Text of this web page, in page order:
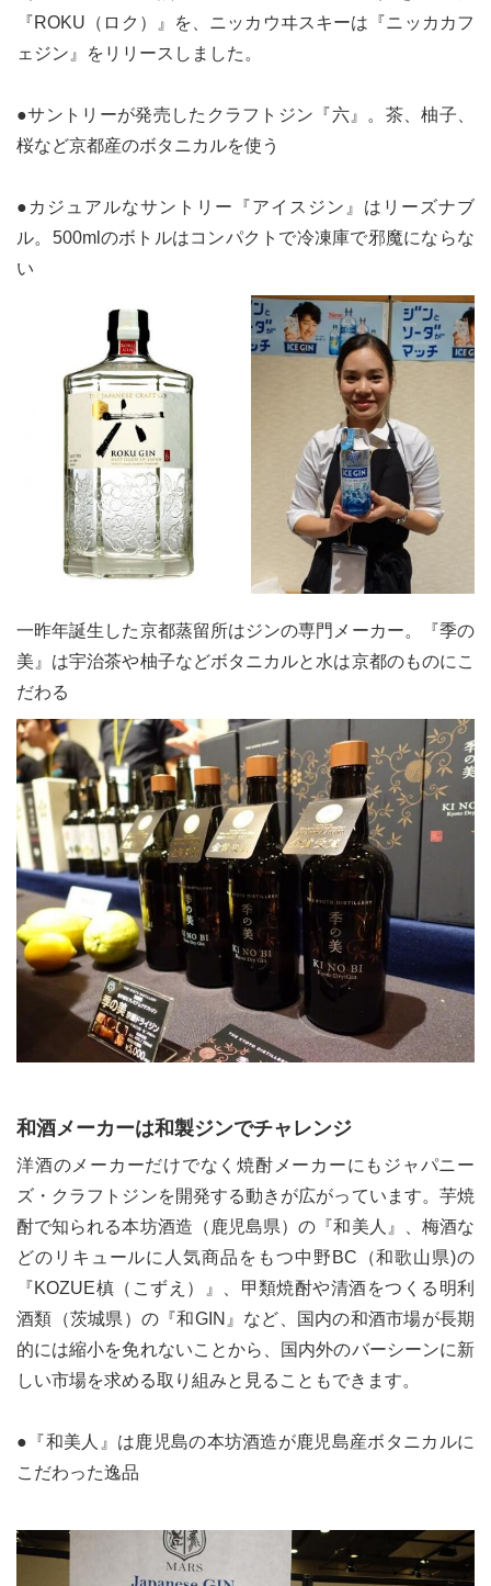
『ROKU（ロク）』を、ニッカウヰスキーは『ニッカカフ
ェジン』をリリースしました。
●サントリーが発売したクラフトジン『六』。茶、柚子、
桜など京都産のボタニカルを使う
●カジュアルなサントリー『アイスジン』はリーズナブ
ル。500mlのボトルはコンパクトで冷凍庫で邪魔にならな
い
一昨年誕生した京都蒸留所はジンの専門メーカー。『季の
美』は宇治茶や柚子などボタニカルと水は京都のものにこ
だわる
和酒メーカーは和製ジンでチャレンジ
洋酒のメーカーだけでなく焼酎メーカーにもジャパニー
ズ・クラフトジンを開発する動きが広がっています。芋焼
酎で知られる本坊酒造（鹿児島県）の『和美人』、梅酒な
どのリキュールに人気商品をもつ中野BC（和歌山県)の
『KOZUE槙（こずえ）』、甲類焼酎や清酒をつくる明利
酒類（茨城県）の『和GIN』など、国内の和酒市場が長期
的には縮小を免れないことから、国内外のバーシーンに新
しい市場を求める取り組みと見ることもできます。
●『和美人』は鹿児島の本坊酒造が鹿児島産ボタニカルに
こだわった逸品